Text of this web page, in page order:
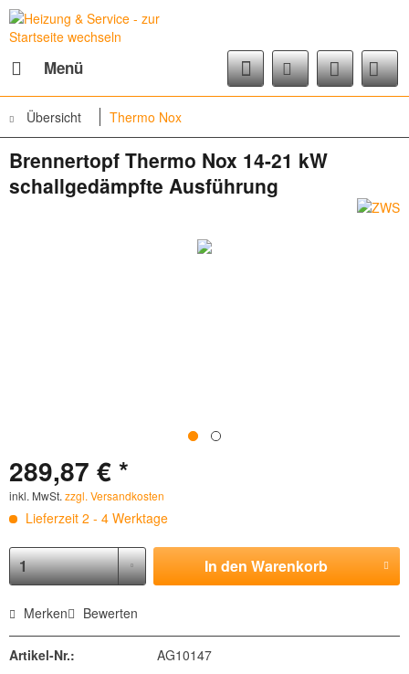
Menü
Übersicht Thermo Nox
Brennertopf Thermo Nox 14-21 kW
schallgedämpfte Ausführung
289,87 € *
inkl. MwSt. zzgl. Versandkosten
Lieferzeit 2 - 4 Werktage
In denWarenkorb
Merken Bewerten
Artikel-Nr.: AG10147